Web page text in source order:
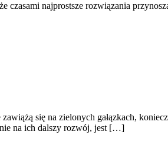
najprostsze rozwiązania
się na zielonych gałązkach,
na ich dalszy rozwój, jest […]